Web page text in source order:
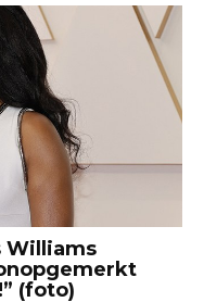
Williams
(foto)